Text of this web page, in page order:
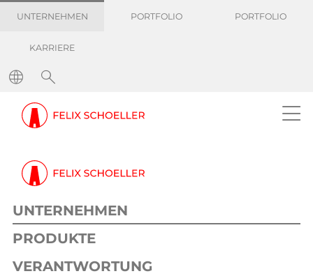
UNTERNEHMEN PORTFOLIO PORTFOLIO
KARRIERE
UNTERNEHMEN
PRODUKTE
VERANTWORTUNG